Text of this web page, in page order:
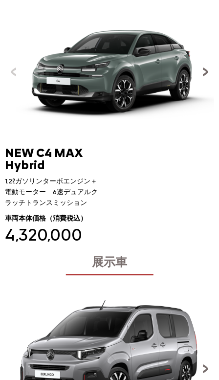
NEW C4 MAX
Hybrid
1.2ℓガソリンターボエンジン＋
電動モーター 6速デュアルク
ラッチトランスミッション
車両本体価格（消費税込）
4,320,000
展示車